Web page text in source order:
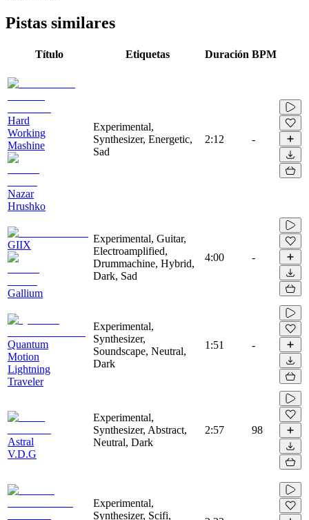
Pistas similares
Título Etiquetas Duración BPM
Hard
Working
Mashine
Nazar
Hrushko
Experimental,
Synthesizer, Energetic,
Sad
2:12 -
GIIX
Gallium
Experimental, Guitar,
Electroamplified,
Drummachine, Hybrid,
Dark, Sad
4:00 -
Quantum
Motion
Lightning
Traveler
Experimental,
Synthesizer,
Soundscape, Neutral,
Dark
1:51 -
Astral
V.D.G
Experimental,
Synthesizer, Abstract,
Neutral, Dark
2:57 98
Experimental,
Synthesizer, Scifi,